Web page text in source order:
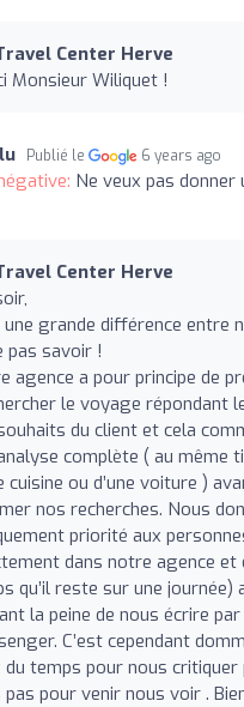
Center Herve
Monsieur Wiliquet !
Publié le 6 years ago
Ne veux pas
Center Herve
une grande différence entre
pas savoir !
agence a pour principe de
le voyage répondant
du client et cela
complète ( au même
cuisine ou d’une voiture )
nos recherches. Nous
priorité aux
dans notre agence et
qu’il reste sur une journée)
la peine de nous écrire
C’est cependant
du temps pour nous critiquer
pas pour venir nous voir .